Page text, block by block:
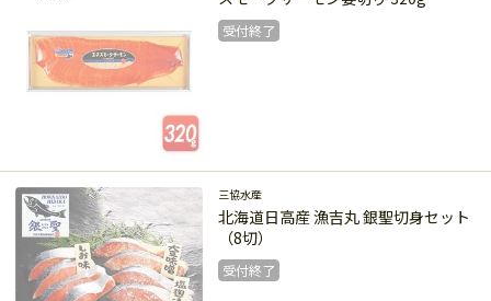
受付終了
受付終了
三協水産
北海道日高産 漁吉丸 銀聖切身セット
（8切）
受付終了